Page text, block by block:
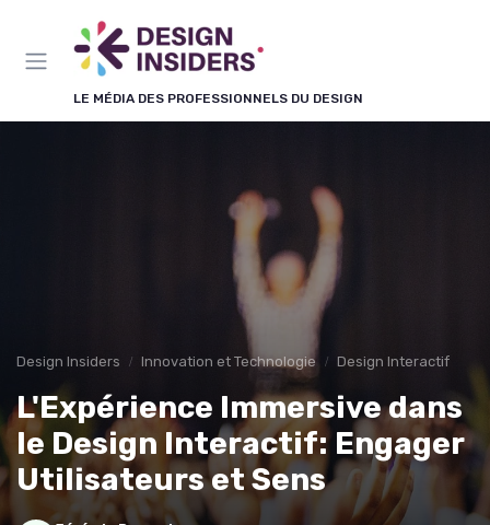
LE MÉDIA DES PROFESSIONNELS DU DESIGN
Design Insiders Innovation et Technologie Design Interactif
L'Expérience Immersive dans
le Design Interactif: Engager
Utilisateurs et Sens